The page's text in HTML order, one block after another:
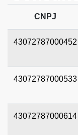
CNPJ
43072787000452
43072787000533
43072787000614